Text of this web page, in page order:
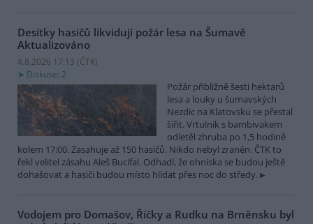
Desítky hasičů likvidují požár lesa na Šumavě
Aktualizováno
4.8.2026 17:13 (ČTK)
Diskuse: 2
Požár přibližně šesti hektarů
lesa a louky u šumavských
Nezdic na Klatovsku se přestal
šířit. Vrtulník s bambivakem
odletěl zhruba po 1,5 hodině
kolem 17:00. Zasahuje až 150 hasičů. Nikdo nebyl zraněn. ČTK to
řekl velitel zásahu Aleš Bucifal. Odhadl, že ohniska se budou ještě
dohašovat a hasiči budou místo hlídat přes noc do středy.
Vodojem pro Domašov, Říčky a Rudku na Brněnsku byl